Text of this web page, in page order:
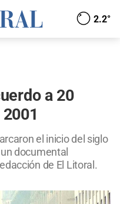
2.2°
a 20
el inicio del siglo
documental
de El Litoral.